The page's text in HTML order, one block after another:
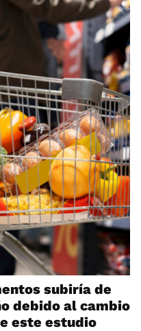
subiría de
debido al cambio
este estudio